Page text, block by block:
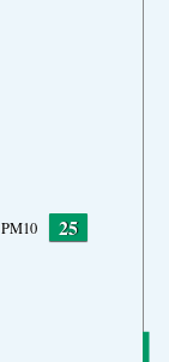
PM10 25